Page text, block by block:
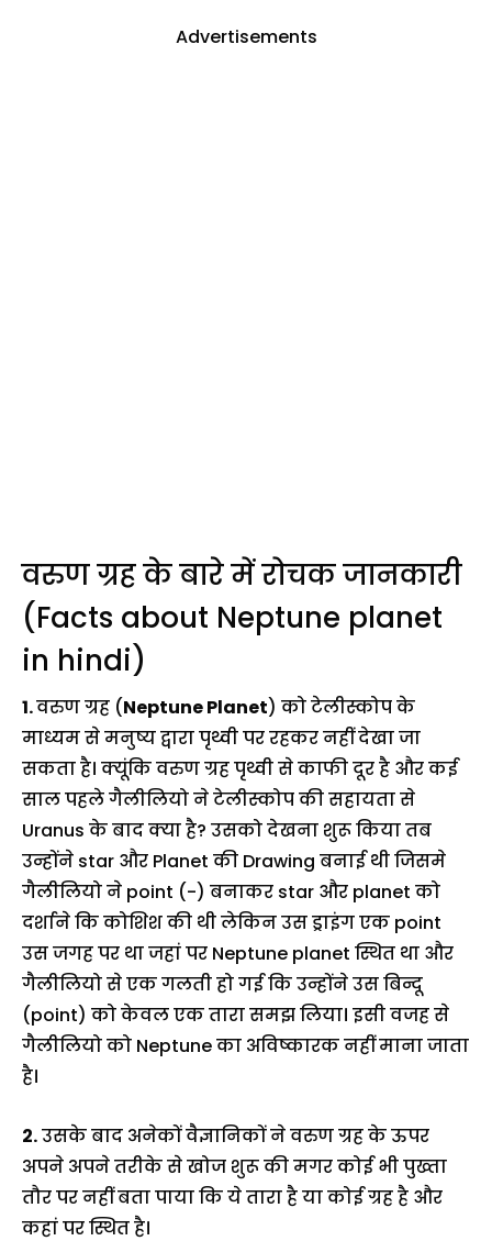
Advertisements
वरुण ग्रह के बारे में रोचक जानकारी
(Facts about Neptune planet
in hindi)
1.वरुण ग्रह (Neptune Planet) को टेलीस्कोप के
माध्यम से मनुष्य द्वारा पृथ्वी पर रहकर नहीं देखा जा
सकता है। क्यूंकि वरुण ग्रह पृथ्वी से काफी दूर है और कई
साल पहले गैलीलियो ने टेलीस्कोप की सहायता से
Uranus के बाद क्या है? उसको देखना शुरू किया तब
उन्होंने star और Planet की Drawing बनाई थी जिसमे
गैलीलियो ने point (-) बनाकर star और planet को
दर्शाने कि कोशिश की थी लेकिन उस ड्राइंग एक point
उस जगह पर था जहां पर Neptune planet स्थित था और
गैलीलियो से एक गलती हो गई कि उन्होंने उस बिन्दू
(point) को केवल एक तारा समझ लिया। इसी वजह से
गैलीलियो को Neptune का अविष्कारक नहीं माना जाता
है।
2.उसके बाद अनेकों वैज्ञानिकों ने वरुण ग्रह के ऊपर
अपने अपने तरीके से खोज शुरू की मगर कोई भी पुख्ता
तौर पर नहीं बता पाया कि ये तारा है या कोई ग्रह है और
कहां पर स्थित है।